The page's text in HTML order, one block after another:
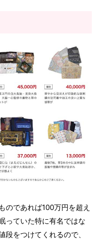
のであれば100万円を超え
っていた特に有名ではな
をつけてくれるので、